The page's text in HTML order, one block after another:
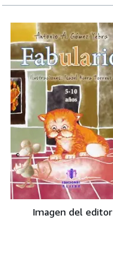
Imagen del editor